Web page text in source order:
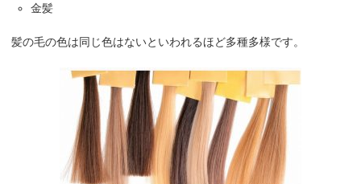
金髪
髪の毛の色は同じ色はないといわれるほど多種多様です。